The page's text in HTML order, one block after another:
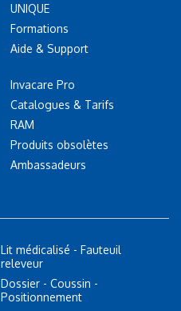
UNIQUE
Formations
Aide & Support
Invacare Pro
Catalogues & Tarifs
RAM
Produits obsolètes
Ambassadeurs
Lit médicalisé - Fauteuil
releveur
Dossier - Coussin -
Positionnement